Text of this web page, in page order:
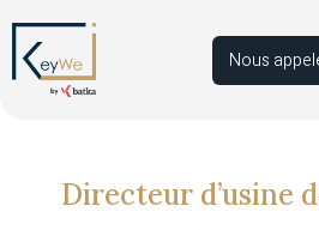
Nous
Directeur d’usine